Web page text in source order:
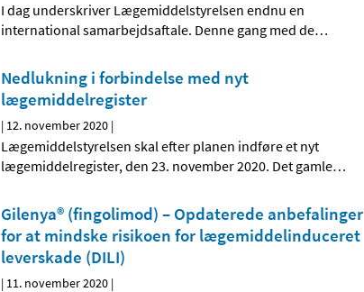
I dag underskriver Lægemiddelstyrelsen endnu en
international samarbejdsaftale. Denne gang med de…
Nedlukning i forbindelse med nyt
lægemiddelregister
| 12. november 2020 |
Lægemiddelstyrelsen skal efter planen indføre et nyt
lægemiddelregister, den 23. november 2020. Det gamle…
Gilenya® (fingolimod) – Opdaterede anbefalinger
for at mindske risikoen for lægemiddelinduceret
leverskade (DILI)
| 11. november 2020 |